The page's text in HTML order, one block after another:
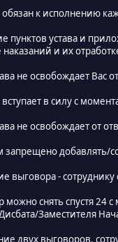
к исполнению
пунктов устава и
наказаний и их
не освобождает Вас
в силу с
не освобождает от
запрещено добавлять/
выговора -
снять спустя 24
Заместителя
двух выговоров,